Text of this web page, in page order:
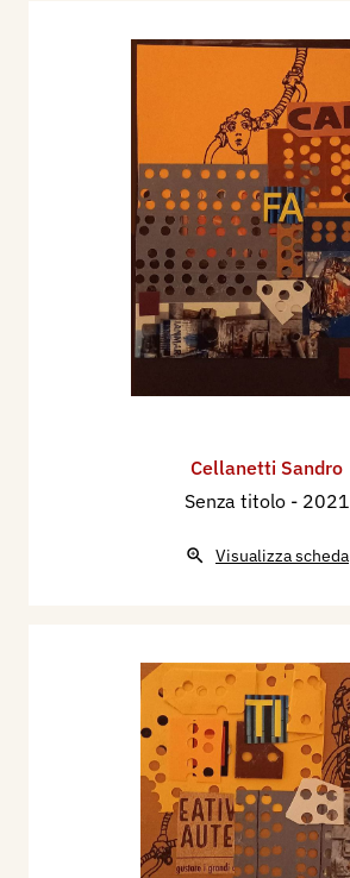
Cellanetti Sandro
Senza titolo - 2021
Visualizza scheda